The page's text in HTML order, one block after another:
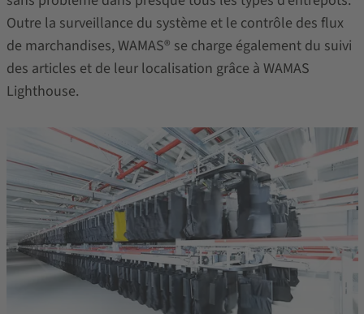
Outre la surveillance du système et le contrôle des flux
de marchandises, WAMAS® se charge également du suivi
des articles et de leur localisation grâce à WAMAS
Lighthouse.